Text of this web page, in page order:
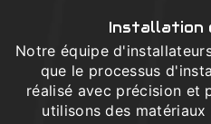
Installation
Notre équipe
que le processus
réalisé avec précision et
utilisons des